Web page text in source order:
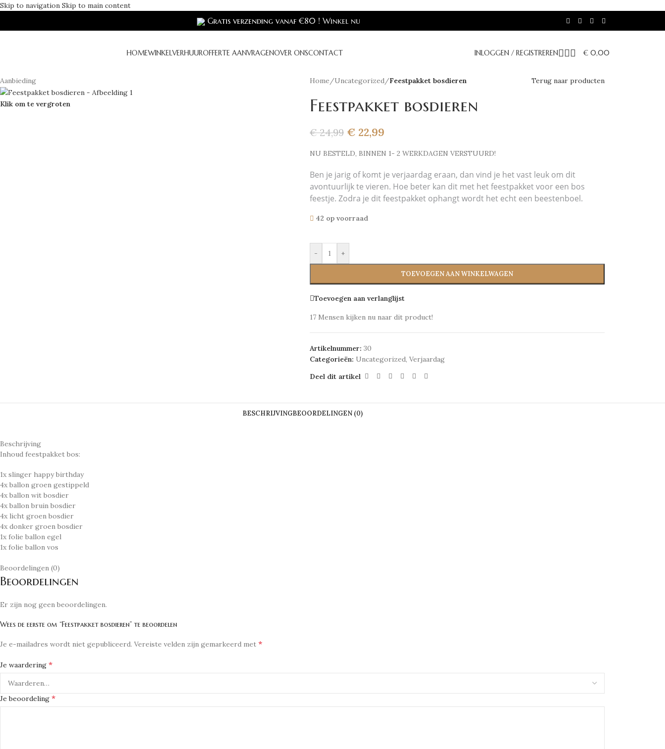
Skip to navigation Skip to main content
Gratis verzending vanaf €80 ! Winkel nu
HOMEWINKELVERHUUROFFERTE AANVRAGENOVER ONSCONTACT INLOGGEN / REGISTREREN € 0,00
Aanbieding
Klik om te vergroten
Home/Uncategorized/Feestpakket bosdieren Terug naar producten
Feestpakket bosdieren
€24,99 €22,99
NU BESTELD, BINNEN 1- 2 WERKDAGEN VERSTUURD!
Ben je jarig of komt je verjaardag eraan, dan vind je het vast leuk om dit
avontuurlijk te vieren. Hoe beter kan dit met het feestpakket voor een bos
feestje. Zodra je dit feestpakket ophangt wordt het echt een beestenboel.
42 op voorraad
- +
TOEVOEGEN AAN WINKELWAGEN
Toevoegen aan verlanglijst
17 Mensen kijken nu naar dit product!
Artikelnummer: 30
Categorieën: Uncategorized, Verjaardag
Deel dit artikel
BESCHRIJVINGBEOORDELINGEN (0)
Beschrijving
Inhoud feestpakket bos:
1x slinger happy birthday
4x ballon groen gestippeld
4x ballon wit bosdier
4x ballon bruin bosdier
4x licht groen bosdier
4x donker groen bosdier
1x folie ballon egel
1x folie ballon vos
Beoordelingen (0)
Beoordelingen
Er zijn nog geen beoordelingen.
Wees de eerste om “Feestpakket bosdieren” te beoordelen
Je e-mailadres wordt niet gepubliceerd. Vereiste velden zijn gemarkeerd met *
Je waardering *
Je beoordeling *